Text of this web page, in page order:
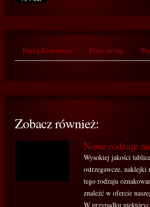
Dodaj Komentarz Poleć stronę
Zobacz również:
Nowe rodzaje
Wysokiej jakości
ostrzegawcze,
tego rodzaju
znaleźć w ofercie
W przypadku